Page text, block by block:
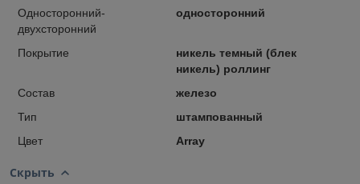
Односторонний-
двухсторонний
односторонний
Покрытие
никель темный (блек
никель) роллинг
Состав
железо
Тип
штампованный
Цвет
Array
Скрыть